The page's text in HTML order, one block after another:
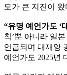
모가 큰 지진이
“유명 예언가도 ‘
칙’뿐 아니라 일
언급되며 대재앙
예언가도 2025년